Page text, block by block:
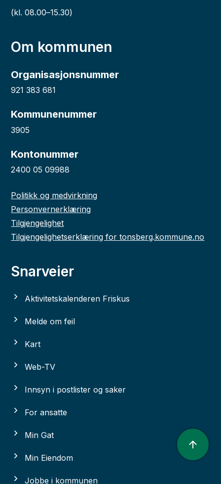
(kl. 08.00–15.30)
Om kommunen
Organisasjonsnummer
921 383 681
Kommunenummer
3905
Kontonummer
2400 05 09988
Politikk og medvirkning
Personvernerklæring
Tilgjengelighet
Tilgjengelighetserklæring for tonsberg.kommune.no
Snarveier
Aktivitetskalenderen Friskus
Melde om feil
Kart
Web-TV
Innsyn i postlister og saker
For ansatte
Min Gat
Min Eiendom
Jobbe i kommunen